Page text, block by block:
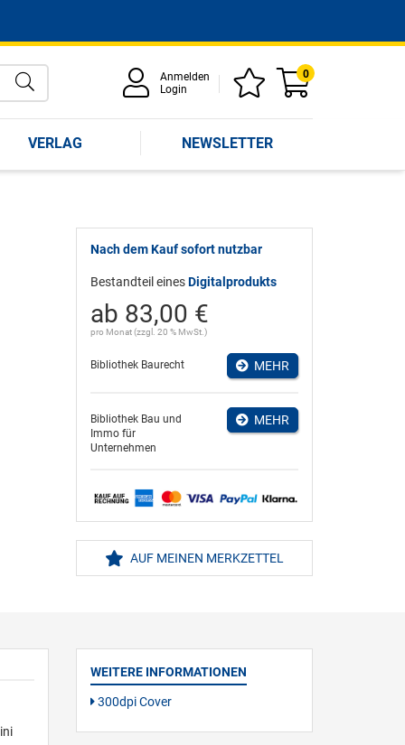
Anmelden
Login
0
VERLAG NEWSLETTER
Nach dem Kauf sofort nutzbar
Bestandteil einesDigitalprodukts
ab 83,00 €
pro Monat (zzgl. 20 % MwSt.)
Bibliothek Baurecht MEHR
Bibliothek Bau und
Immo für
Unternehmen
MEHR
AUF MEINEN MERKZETTEL
WEITERE INFORMATIONEN
300dpi Cover